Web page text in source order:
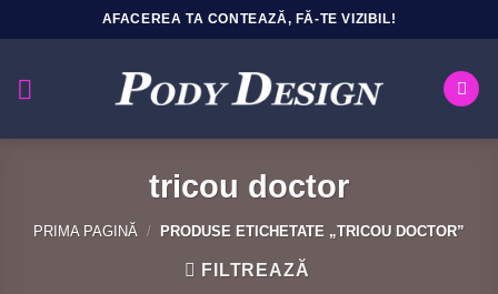
la
AFACEREA TA CONTEAZĂ, FĂ-TE VIZIBIL!
tricou doctor
PRIMA PAGINĂ / PRODUSE ETICHETATE „TRICOU DOCTOR”
FILTREAZĂ